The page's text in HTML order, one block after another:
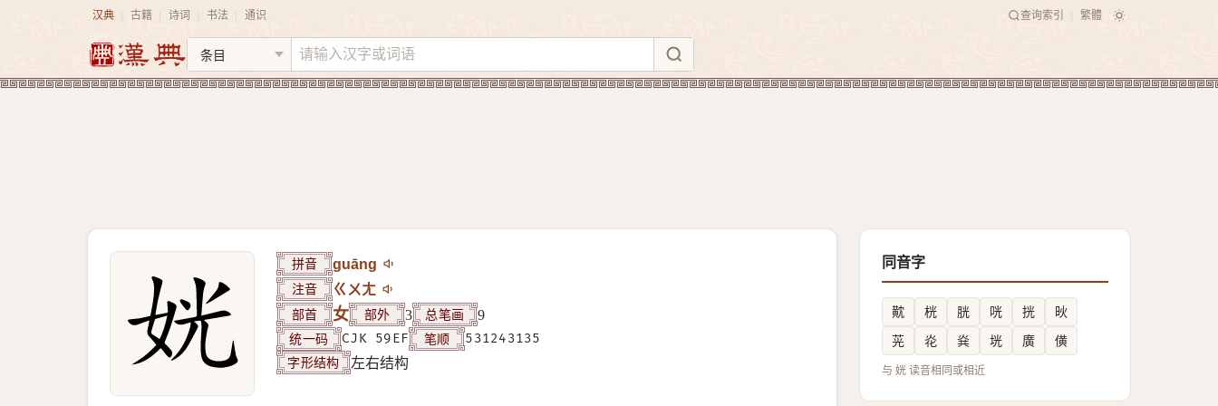
汉典 古籍 诗词 书法 通识 查询索引 繁體
拼音 guāng
注音 ㄍㄨㄤ
部首 女 部外 3 总笔画 9
统一码 CJK 59EF 笔顺 531243135
字形结构 左右结构
同音字
黆 桄 胱 咣 挄
炚
茪
炛 烡 垙 廣 僙
与 姯 读音相同或相近